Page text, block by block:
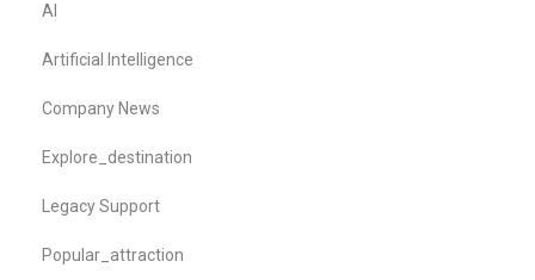
AI
Artificial Intelligence
Company News
Explore_destination
Legacy Support
Popular_attraction